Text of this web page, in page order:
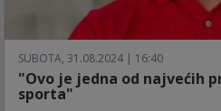
SUBOTA, 31.08.2024 | 16:40
"Ovo je jedna od najvećih
sporta"